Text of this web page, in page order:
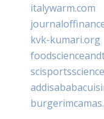
italywarm.com
kvk-kumari.org